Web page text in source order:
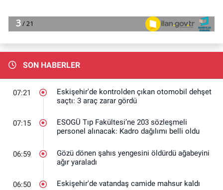
SON HABERLER
07:21
Eskişehir'de kontrolden çıkan otomobil dehşet
saçtı: 3 araç zarar gördü
07:15
ESOGÜ Tıp Fakültesi’ne 203 sözleşmeli
personel alınacak: Kadro dağılımı belli oldu
06:59
Gözü dönen şahıs yengesini öldürdü ağabeyini
ağır yaraladı
06:50 Eskişehir'de vatandaş camide mahsur kaldı